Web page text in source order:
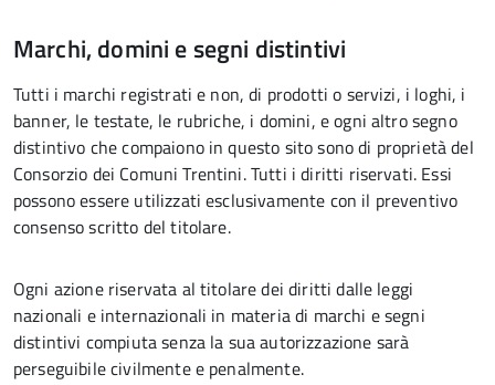
Marchi, domini e segni distintivi
Tutti i marchi registrati e non, di prodotti o servizi, i loghi, i
banner, le testate, le rubriche, i domini, e ogni altro segno
distintivo che compaiono in questo sito sono di proprietà del
Consorzio dei Comuni Trentini. Tutti i diritti riservati. Essi
possono essere utilizzati esclusivamente con il preventivo
consenso scritto del titolare.
Ogni azione riservata al titolare dei diritti dalle leggi
nazionali e internazionali in materia di marchi e segni
distintivi compiuta senza la sua autorizzazione sarà
perseguibile civilmente e penalmente.